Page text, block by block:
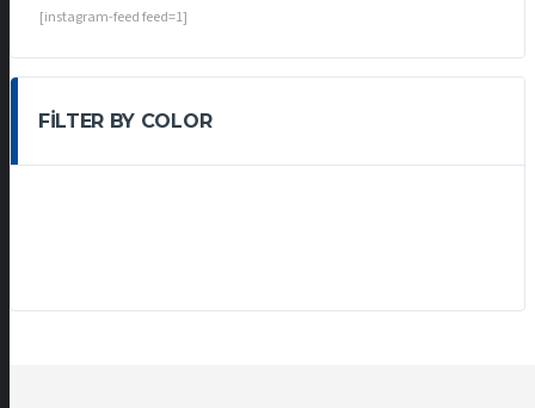
[instagram-feed feed=1]
FILTER BY COLOR